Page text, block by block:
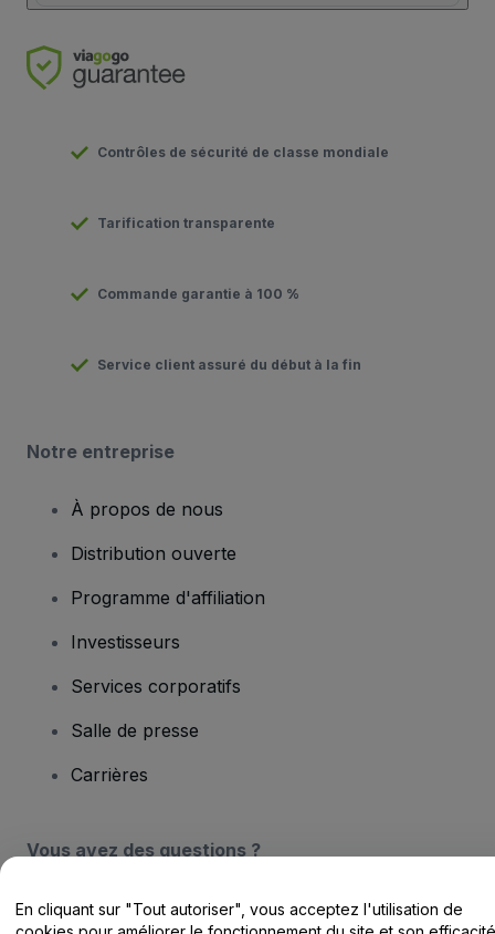
Contrôles de sécurité de classe mondiale
Tarification transparente
Commande garantie à 100 %
Service client assuré du début à la fin
Notre entreprise
À propos de nous
Distribution ouverte
Programme d'affiliation
Investisseurs
Services corporatifs
Salle de presse
Carrières
Vous avez des questions ?
Centre d'assistance / Nous contacter
En cliquant sur "Tout autoriser", vous acceptez l'utilisation de